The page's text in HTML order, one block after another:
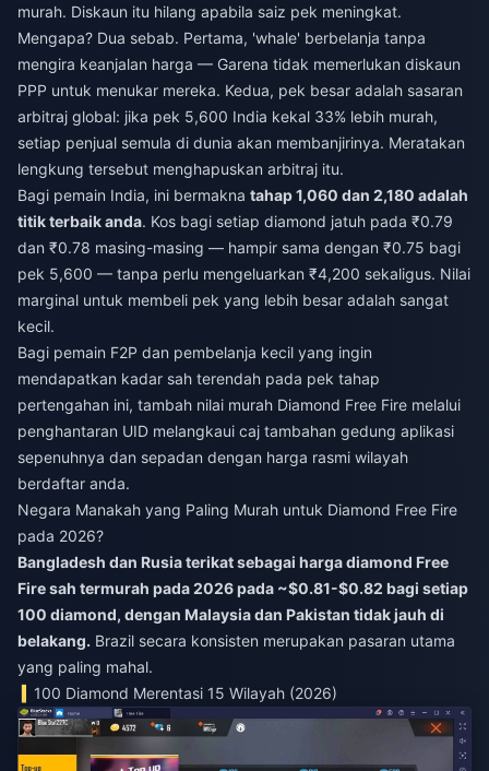
murah. Diskaun itu hilang apabila saiz pek meningkat.
Mengapa? Dua sebab. Pertama, 'whale' berbelanja tanpa
mengira keanjalan harga — Garena tidak memerlukan diskaun
PPP untuk menukar mereka. Kedua, pek besar adalah sasaran
arbitraj global: jika pek 5,600 India kekal 33% lebih murah,
setiap penjual semula di dunia akan membanjirinya. Meratakan
lengkung tersebut menghapuskan arbitraj itu.
Bagi pemain India, ini bermakna tahap 1,060 dan 2,180 adalah
titik terbaik anda. Kos bagi setiap diamond jatuh pada ₹0.79
dan ₹0.78 masing-masing — hampir sama dengan ₹0.75 bagi
pek 5,600 — tanpa perlu mengeluarkan ₹4,200 sekaligus. Nilai
marginal untuk membeli pek yang lebih besar adalah sangat
kecil.
Bagi pemain F2P dan pembelanja kecil yang ingin
mendapatkan kadar sah terendah pada pek tahap
pertengahan ini, tambah nilai murah Diamond Free Fire melalui
penghantaran UID melangkaui caj tambahan gedung aplikasi
sepenuhnya dan sepadan dengan harga rasmi wilayah
berdaftar anda.
Negara Manakah yang Paling Murah untuk Diamond Free Fire
pada 2026?
Bangladesh dan Rusia terikat sebagai harga diamond Free
Fire sah termurah pada 2026 pada ~$0.81-$0.82 bagi setiap
100 diamond, dengan Malaysia dan Pakistan tidak jauh di
belakang. Brazil secara konsisten merupakan pasaran utama
yang paling mahal.
100 Diamond Merentasi 15 Wilayah (2026)